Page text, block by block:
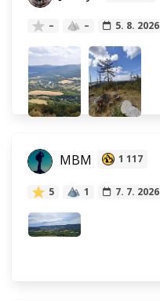
– – 5. 8. 2026
MBM 1 117
5 1 7. 7. 2026